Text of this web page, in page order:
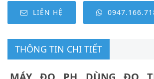
LIÊN HỆ
THÔNG TIN CHI TIẾT